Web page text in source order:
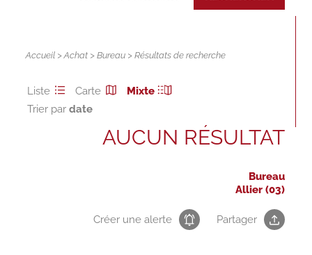
Accueil >Achat >Bureau > Résultats de recherche
Liste Carte
Mixte
Trier par
AUCUN RÉSULTAT
Bureau
Allier (03)
Créer une alerte Partager